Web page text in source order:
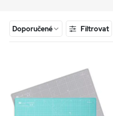
Doporučené Filtrovat